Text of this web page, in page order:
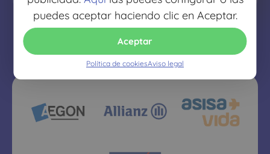
puedes aceptar haciendo clic en Aceptar.
Aceptar
Política de cookiesAviso legal